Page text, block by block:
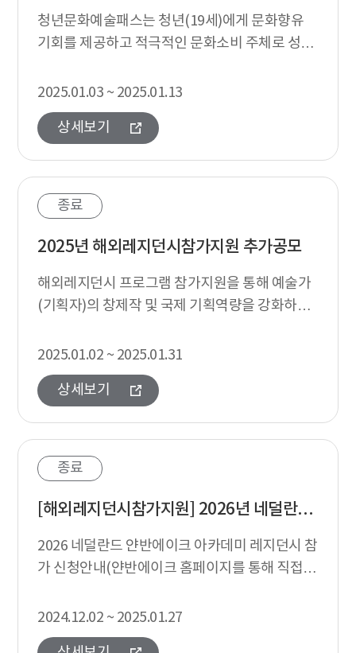
청년문화예술패스는 청년(19세)에게 문화향유
기회를 제공하고 적극적인 문화소비 주체로 성장
로, 2025년 사업 운영을 위한 협력예매처 ...
2025.01.03 ~ 2025.01.13
상세보기
종료
2025년 해외레지던시참가지원 추가공모
해외레지던시 프로그램 참가지원을 통해 예술가
(기획자)의 창제작 및 국제 기획역량을 강화하고,
2025.01.02 ~ 2025.01.31
상세보기
종료
[해외레지던시참가지원] 2026년 네덜란드 얀반에이크 아카데미 레지던시 참가신청 안내
2026 네덜란드 얀반에이크 아카데미 레지던시 참
가 신청안내(얀반에이크 홈페이지를 통해 직접 신
2024.12.02 ~ 2025.01.27